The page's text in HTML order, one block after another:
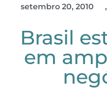
setembro 20, 2010 ,
Brasil
em